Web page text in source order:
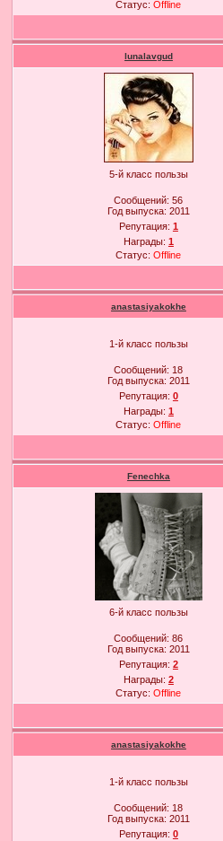
Статус:Offline
lunalavgud
5-й класс пользы
Сообщений:56
Год выпуска: 2011
Репутация: 1
Награды: 1
Статус:Offline
anastasiyakokhe
1-й класс пользы
Сообщений:18
Год выпуска: 2011
Репутация: 0
Награды: 1
Статус:Offline
Fenechka
6-й класс пользы
Сообщений:86
Год выпуска: 2011
Репутация: 2
Награды: 2
Статус:Offline
anastasiyakokhe
1-й класс пользы
Сообщений:18
Год выпуска: 2011
Репутация: 0